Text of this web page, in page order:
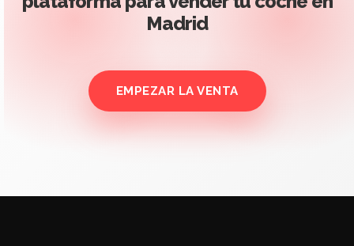
Madrid
EMPEZAR LA VENTA